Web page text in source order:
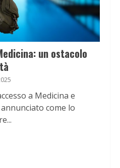
un ostacolo
a Medicina e
come lo